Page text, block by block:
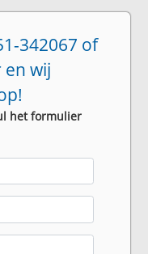
342067 of
wij
het formulier